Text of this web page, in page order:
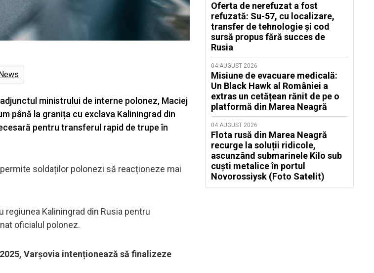
ministrului de interne polonez, Maciej
până la granița cu exclava Kaliningrad din
pentru transferul rapid de trupe în
soldaților polonezi să reacționeze mai
regiunea Kaliningrad din Rusia pentru
oficialul polonez.
Varșovia intenționează să finalizeze
Oferta de nerefuzat a fost
refuzată: Su-57, cu localizare,
transfer de tehnologie și cod
sursă propus fără succes de
Rusia
04 AUGUST 2026
Misiune de evacuare medicală:
Un Black Hawk al României a
extras un cetățean rănit de pe o
platformă din Marea Neagră
04 AUGUST 2026
Flota rusă din Marea Neagră
recurge la soluții ridicole,
ascunzând submarinele Kilo sub
cuști metalice în portul
Novorossiysk (Foto Satelit)